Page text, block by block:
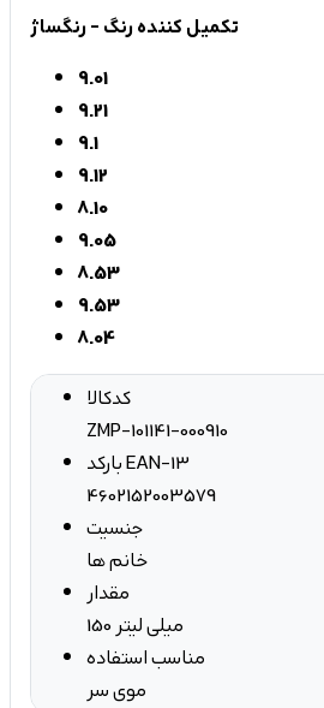
تکمیل کننده رنگ - رنگساژ
9.01
9.21
9.1
9.12
8.10
9.05
8.53
9.53
8.04
کدکالا
ZMP-101141-000910
بارکد EAN-13
4602152003579
جنسیت
خانم ها
مقدار
150 میلی لیتر
مناسب استفاده
موی سر